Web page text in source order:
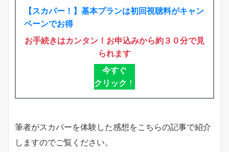
【スカパー！】基本プランは初回視聴料がキャン
ペーンでお得
お手続きはカンタン！お申込みから約３０分で見
られます
今すぐ
クリック ！
筆者がスカパーを体験した感想をこちらの記事で紹介
しますのでご覧ください。